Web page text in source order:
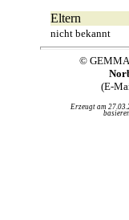
Eltern
nicht bekannt
©
(E-
Erzeugt am